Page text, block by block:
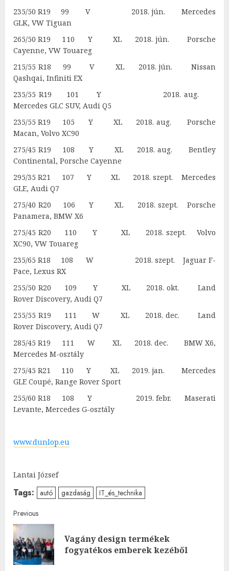
235/50 R19 99 V 2018. jún. Mercedes
GLK, VW Tiguan
265/50 R19 110 Y XL 2018. jún. Porsche
Cayenne, VW Touareg
215/55 R18 99 V XL 2018. jún. Nissan
Qashqai, Infiniti EX
235/55 R19 101 Y 2018. aug.
Mercedes GLC SUV, Audi Q5
235/55 R19 105 Y XL 2018. aug. Porsche
Macan, Volvo XC90
275/45 R19 108 Y XL 2018. aug. Bentley
Continental, Porsche Cayenne
295/35 R21 107 Y XL 2018. szept. Mercedes
GLE, Audi Q7
275/40 R20 106 Y XL 2018. szept. Porsche
Panamera, BMW X6
275/45 R20 110 Y XL 2018. szept. Volvo
XC90, VW Touareg
235/65 R18 108 W 2018. szept. Jaguar F-
Pace, Lexus RX
255/50 R20 109 Y XL 2018. okt. Land
Rover Discovery, Audi Q7
255/55 R19 111 W XL 2018. dec. Land
Rover Discovery, Audi Q7
285/45 R19 111 W XL 2018. dec. BMW X6,
Mercedes M-osztály
275/45 R21 110 Y XL 2019. jan. Mercedes
GLE Coupé, Range Rover Sport
255/60 R18 108 Y 2019. febr. Maserati
Levante, Mercedes G-osztály
www.dunlop.eu
Lantai József
Tags: autó gazdaság IT_és_technika
Post
navigation
Previous
Vagány design termékek
fogyatékos emberek kezéből